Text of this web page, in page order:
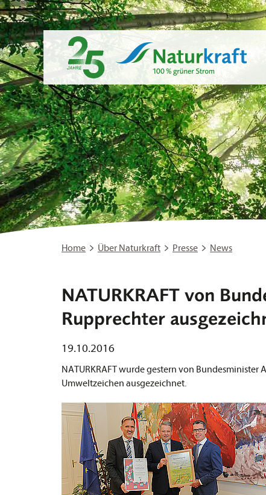
Home Über Naturkraft Presse News
NATURKRAFT von
Rupprechter
19.10.2016
NATURKRAFT wurde gestern von
Umweltzeichen ausgezeichnet.